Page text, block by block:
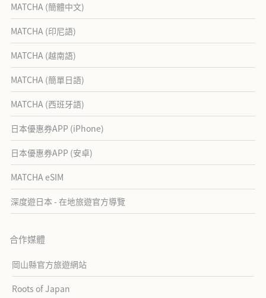
MATCHA (簡體中文)
MATCHA (印尼語)
MATCHA (越南語)
MATCHA (簡單日語)
MATCHA (西班牙語)
日本優惠券APP (iPhone)
日本優惠券APP (安卓)
MATCHA eSIM
深度遊日本 - 在地旅遊官方導覽
合作媒體
岡山縣官方旅遊網站
Roots of Japan